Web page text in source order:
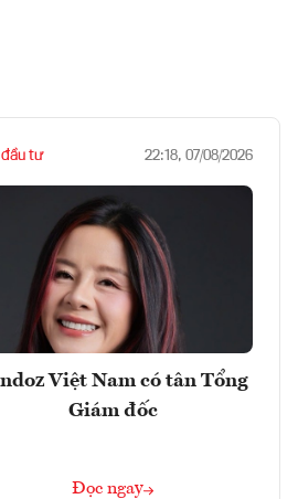
đầu tư 22:18, 07/08/2026
Việt Nam có tân Tổng
Giám đốc
Đọc ngay